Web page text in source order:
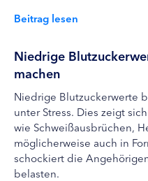
Beitrag lesen
Niedrige
machen
Niedrige Blutzuckerwerte
unter Stress. Dies zeigt
wie Schweißausbrüchen,
möglicherweise auch in
schockiert die
belasten.